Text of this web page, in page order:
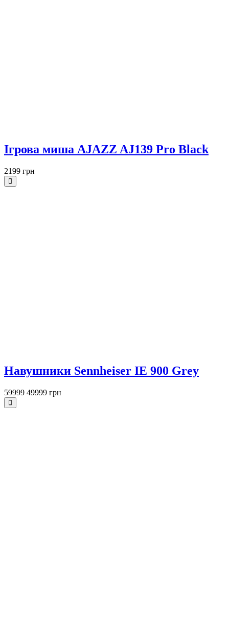
Ігрова миша AJAZZ AJ139 Pro Black
2199 грн
Навушники Sennheiser IE 900 Grey
59999 49999 грн